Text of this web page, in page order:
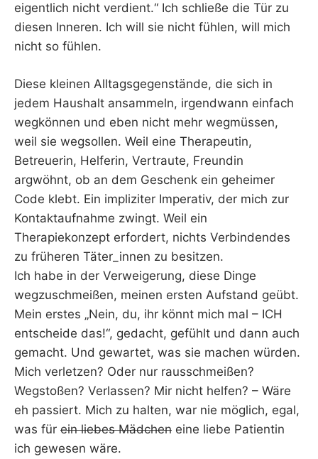
eigentlich nicht verdient.“ Ich schließe die Tür zu
diesen Inneren. Ich will sie nicht fühlen, will mich
nicht so fühlen.
Diese kleinen Alltagsgegenstände, die sich in
jedem Haushalt ansammeln, irgendwann einfach
wegkönnen und eben nicht mehr wegmüssen,
weil sie wegsollen. Weil eine Therapeutin,
Betreuerin, Helferin, Vertraute, Freundin
argwöhnt, ob an dem Geschenk ein geheimer
Code klebt. Ein impliziter Imperativ, der mich zur
Kontaktaufnahme zwingt. Weil ein
Therapiekonzept erfordert, nichts Verbindendes
zu früheren Täter_innen zu besitzen.
Ich habe in der Verweigerung, diese Dinge
wegzuschmeißen, meinen ersten Aufstand geübt.
Mein erstes „Nein, du, ihr könnt mich mal – ICH
entscheide das!“, gedacht, gefühlt und dann auch
gemacht. Und gewartet, was sie machen würden.
Mich verletzen? Oder nur rausschmeißen?
Wegstoßen? Verlassen? Mir nicht helfen? – Wäre
eh passiert. Mich zu halten, war nie möglich, egal,
was für ein liebes Mädchen eine liebe Patientin
ich gewesen wäre.